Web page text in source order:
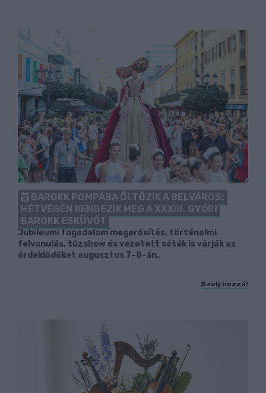
BAROKK POMPÁBA ÖLTÖZIK A BELVÁROS:
HÉTVÉGÉN RENDEZIK MEG A XXXIII. GYŐRI
BAROKK ESKÜVŐT
Jubileumi fogadalom megerősítés, történelmi
felvonulás, tűzshow és vezetett séták is várják az
érdeklődőket augusztus 7–8-án.
Szólj hozzá!